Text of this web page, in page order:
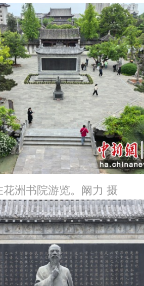
花洲书院游览。阚力 摄